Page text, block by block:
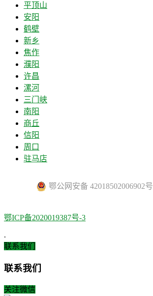
平顶山
安阳
鹤壁
新乡
焦作
濮阳
许昌
漯河
三门峡
南阳
商丘
信阳
周口
驻马店
鄂公网安备 42018502006902号
鄂ICP备2020019387号-3
.
联系我们
联系我们
关注微信